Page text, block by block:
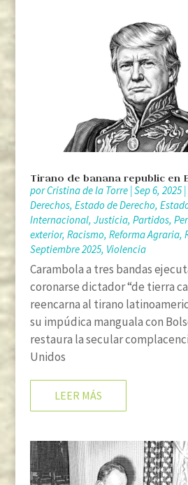
Tirano de banana republic en
porCristina de la Torre|Sep 6, 2025|
Derechos, Estado de Derecho,
Internacional, Justicia, Partidos,
exterior, Racismo, Reforma Agraria,
Septiembre 2025, Violencia
Carambola a tres bandas
coronarse dictador “de tierra
reencarna al tirano
su impúdica manguala con
restaura la secular
Unidos
LEER MÁS